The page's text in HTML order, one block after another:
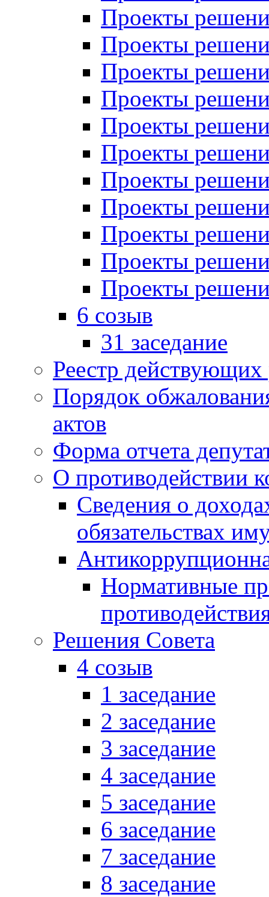
Проекты
Проекты
Проекты
Проекты
Проекты
Проекты
Проекты
Проекты
Проекты
Проекты
Проекты
6 созыв
31 заседание
Реестр
Порядок
актов
Форма отчета
О противодействии
Сведения о
обязательствах
Нормативные
Решения Совета
4 созыв
1 заседание
2 заседание
3 заседание
4 заседание
5 заседание
6 заседание
7 заседание
8 заседание